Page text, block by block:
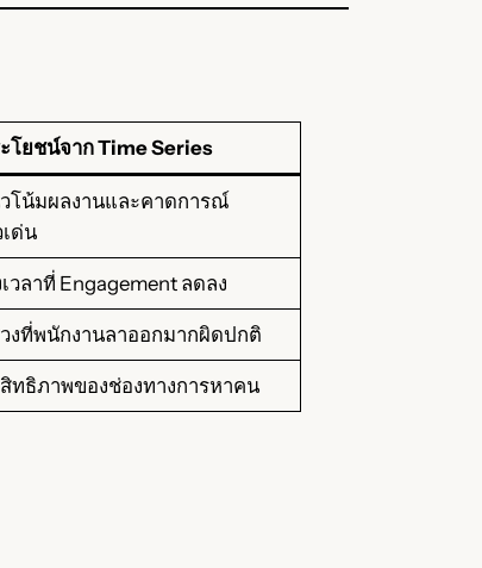
โยชน์จาก Time Series
โน้มผลงานและคาดการณ์
ด่น
วลาที่ Engagement ลดลง
งที่พนักงานลาออกมากผิดปกติ
ทธิภาพของช่องทางการหาคน